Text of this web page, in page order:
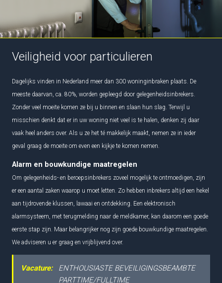
Veiligheid voor particulieren
Dagelijks vinden in Nederland meer dan 300 woninginbraken plaats. De
meeste daarvan, ca. 80%, worden gepleegd door gelegenheidsinbrekers.
Zonder veel moeite komen ze bij u binnen en slaan hun slag. Terwijl u
misschien denkt dat er in uw woning niet veel is te halen, denken zij daar
vaak heel anders over. Als u ze het té makkelijk maakt, nemen ze in ieder
geval graag de moeite om even een kijkje te komen nemen.
Alarm en bouwkundige maatregelen
Om gelegenheids- en beroepsinbrekers zoveel mogelijk te ontmoedigen, zijn
er een aantal zaken waarop u moet letten. Zo hebben inbrekers altijd een hekel
aan tijdrovende klussen, lawaai en ontdekking. Een elektronisch
alarmsysteem, met terugmelding naar de meldkamer, kan daarom een goede
eerste stap zijn. Maar belangrijker nog zijn goede bouwkundige maatregelen.
We adviseren u er graag en vrijblijvend over.
Vacature: ENTHOUSIASTE BEVEILIGINGSBEAMBTE
PARTTIME/FULLTIME